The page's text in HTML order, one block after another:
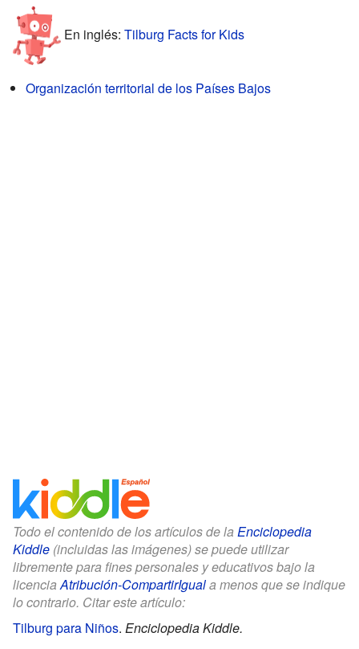
En inglés: Tilburg Facts for Kids
Organización territorial de los Países Bajos
Todo el contenido de los artículos de la Enciclopedia
Kiddle (incluidas las imágenes) se puede utilizar
libremente para fines personales y educativos bajo la
licenciaAtribución-CompartirIguala menos que se indique
lo contrario. Citar este artículo:
Tilburg para Niños. Enciclopedia Kiddle.